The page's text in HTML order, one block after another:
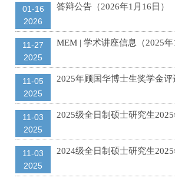
01-16
2026
答辩公告（2026年1月16日）
11-27
2025
MEM | 学术讲座信息（2025年
11-05
2025
2025年顾国华博士生奖学金
11-03
2025
11-03
2025